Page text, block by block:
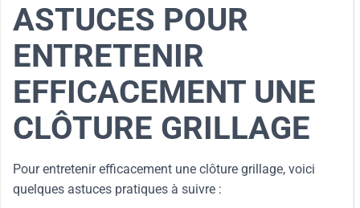
ASTUCES POUR
ENTRETENIR
EFFICACEMENT UNE
CLÔTURE GRILLAGE
Pour entretenir efficacement une clôture grillage, voici
quelques astuces pratiques à suivre :